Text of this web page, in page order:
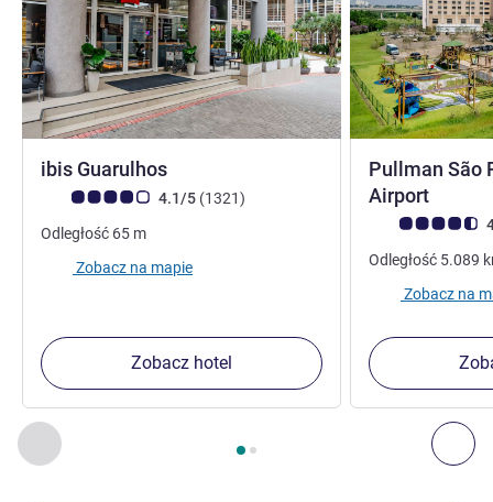
Poprzedni - Inne nasze placówki w pobliżu
Strona , Inne nasze placówki w pobliżu 1 :, Inne nasze
ibis Guarulhos
Ocena klientów (Ocena ALL)
4.1/5 (1321Liczba opinii
)
Odległość 65 m
Zobacz na mapie
Zobacz hotel
Pullman São
Airport
Ocena klientów
Odległość 5.089
Zobacz na